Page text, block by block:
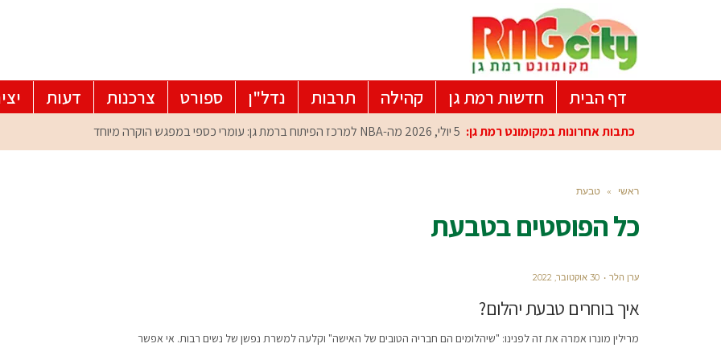
דף הבית חדשות רמת גן קהילה תרבות נדל"ן ספורט צרכנות דעות
כתבות אחרונות במקומונט רמת גן: 5 יולי, 2026 מה-NBA למרכז הפיתוח ברמת גן: עומרי כספי במפגש הוקרה מיוחד
ראשי » טבעת
כל הפוסטים בטבעת
ערן הלר 30 אוקטובר, 2022
איך בוחרים טבעת יהלום?
מרילין מונרו אמרה את זה לפנינו: "שיהלומים הם חבריה הטובים של האישה" וקלעה למשרת נפשן של נשים רבות. אי אפשר